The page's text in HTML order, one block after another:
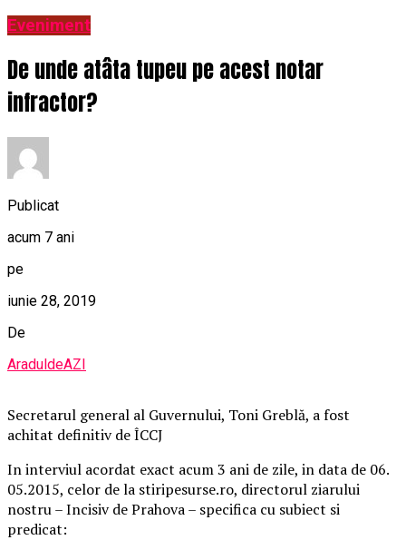
Eveniment
De unde atâta tupeu pe acest notar
infractor?
Publicat
acum 7 ani
pe
iunie 28, 2019
De
AraduldeAZI
Secretarul general al Guvernului, Toni Greblă, a fost
achitat definitiv de ÎCCJ
In interviul acordat exact acum 3 ani de zile, in data de 06.
05.2015, celor de la stiripesurse.ro, directorul ziarului
nostru – Incisiv de Prahova – specifica cu subiect si
predicat: